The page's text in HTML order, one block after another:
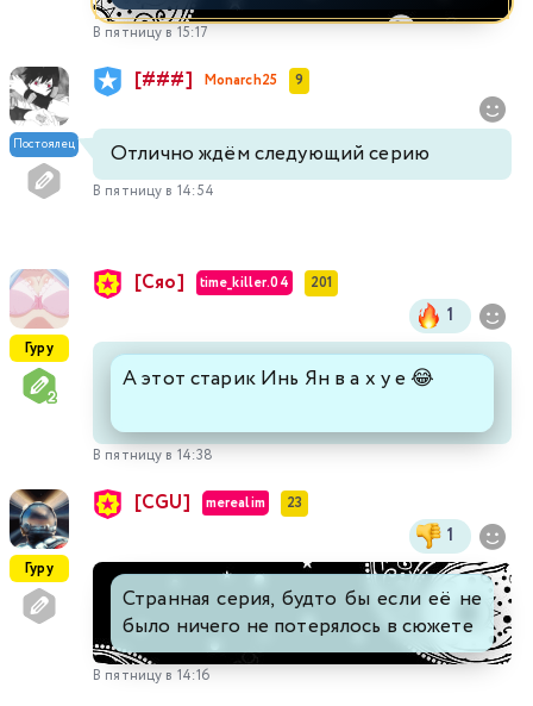
В пятницу в 15:17
Постоялец
[###] Monarch25 9
Отлично ждём следующий серию
В пятницу в 14:54
Гуру
[Сяо] time_killer.04 201
1
А этот старик Инь Ян в а х у е 😂
В пятницу в 14:38
Гуру
[CGU] merealim 23
1
Странная серия, будто бы если её не
было ничего не потерялось в сюжете
В пятницу в 14:16